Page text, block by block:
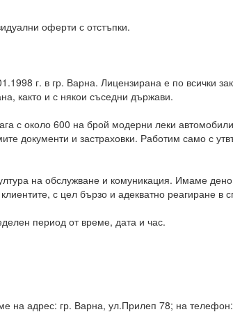
оферти с отстъпки.
г. в гр. Варна. Лицензирана е по всички
както и с някои съседни държави.
с около 600 на брой модерни леки
документи и застраховки. Работим само с
на обслужване и комуникация. Имаме
с цел бързо и адекватно реагиране в
период от време, дата и час.
на адрес: гр. Варна, ул.Прилеп 78; на